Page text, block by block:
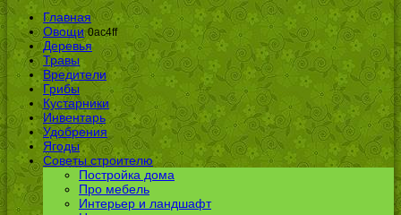
Главная
Овощи 0ac4ff
Деревья
Травы
Вредители
Грибы
Кустарники
Инвентарь
Удобрения
Ягоды
Советы строителю
Постройка дома
Про мебель
Интерьер и ландшафт